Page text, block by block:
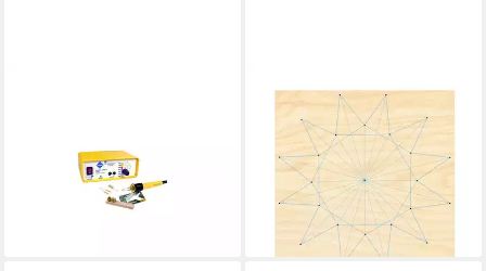
elektr. Temperaturwahl
PEBARO
Kreativset Nagelbild,
Fadenbild mit Motiv Stern I,
NB11
16,67 €
lieferbar in 2 Wochen